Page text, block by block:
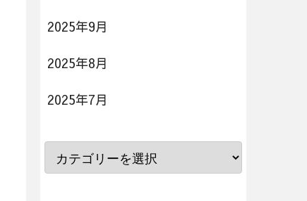
2025年9月
2025年8月
2025年7月